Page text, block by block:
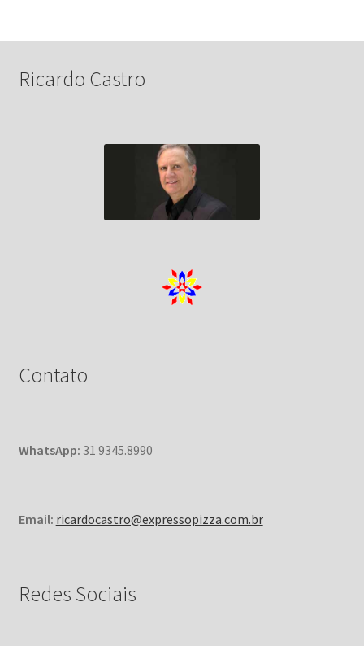
Ricardo Castro
Contato
WhatsApp: 31 9345.8990
Email: ricardocastro@expressopizza.com.br
Redes Sociais